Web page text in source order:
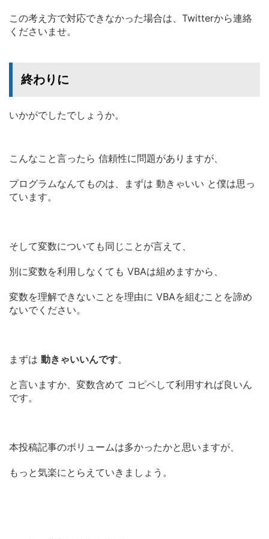
この考え方で対応できなかった場合は、 Twitterから連絡
くださいませ。
終わりに
いかがでしたでしょうか。
こんなこと言ったら 信頼性に問題がありますが、
プログラムなんてものは、まずは 動きゃいい と僕は思っ
ています。
そして変数についても同じことが言えて、
別に変数を利用しなくても VBAは組めますから、
変数を理解できないことを理由に VBAを組むことを諦め
ないでください。
まずは 動きゃいいんです。
と言いますか、変数含めて コピペして利用すれば良いん
です。
本投稿記事のボリュームは多かったかと思いますが、
もっと気楽にとらえていきましょう。